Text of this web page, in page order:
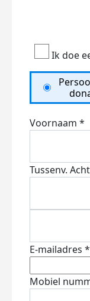
Ik doe
Voornaam *
Tussenv.
E-mailadres *
Mobiel